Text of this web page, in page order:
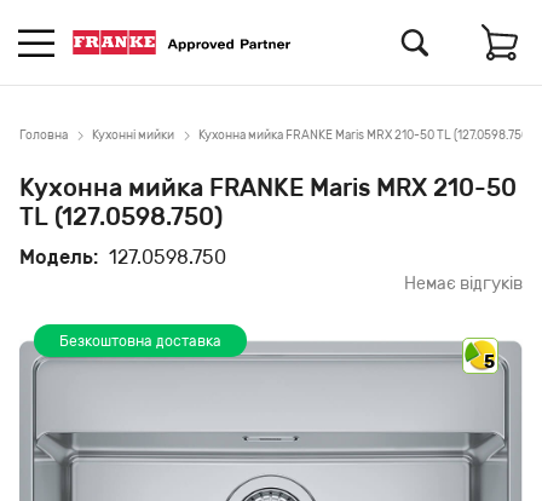
Головна Кухонні мийки Кухонна мийка FRANKE Maris MRX 210-50 TL (127.0598.750)
Кухонна мийка FRANKE Maris MRX 210-50
TL (127.0598.750)
Модель: 127.0598.750
Немає відгуків
Безкоштовна доставка
5